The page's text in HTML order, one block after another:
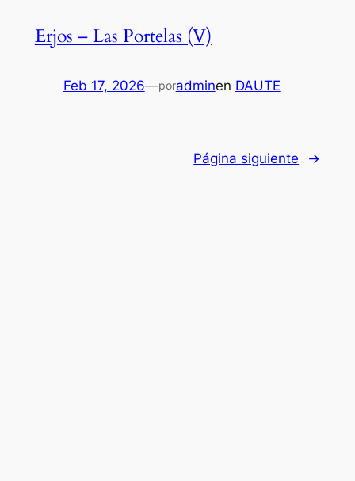
Erjos – Las Portelas (V)
Feb 17, 2026—poradminen DAUTE
Página siguiente →